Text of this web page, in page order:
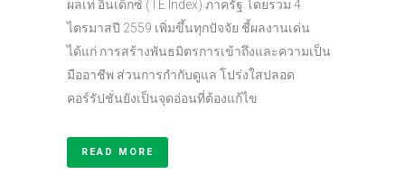
ผลเท่ อินเด็กซ์ (TE Index) ภาครัฐ โดยรวม 4
ไตรมาสปี 2559 เพิ่มขึ้นทุกปัจจัย ชี้ผลงานเด่น
ได้แก่ การสร้างพันธมิตรการเข้าถึงและความเป็น
มืออาชีพ ส่วนการกำกับดูแล โปร่งใสปลอด
คอร์รัปชั่นยังเป็นจุดอ่อนที่ต้องแก้ไข
READ MORE